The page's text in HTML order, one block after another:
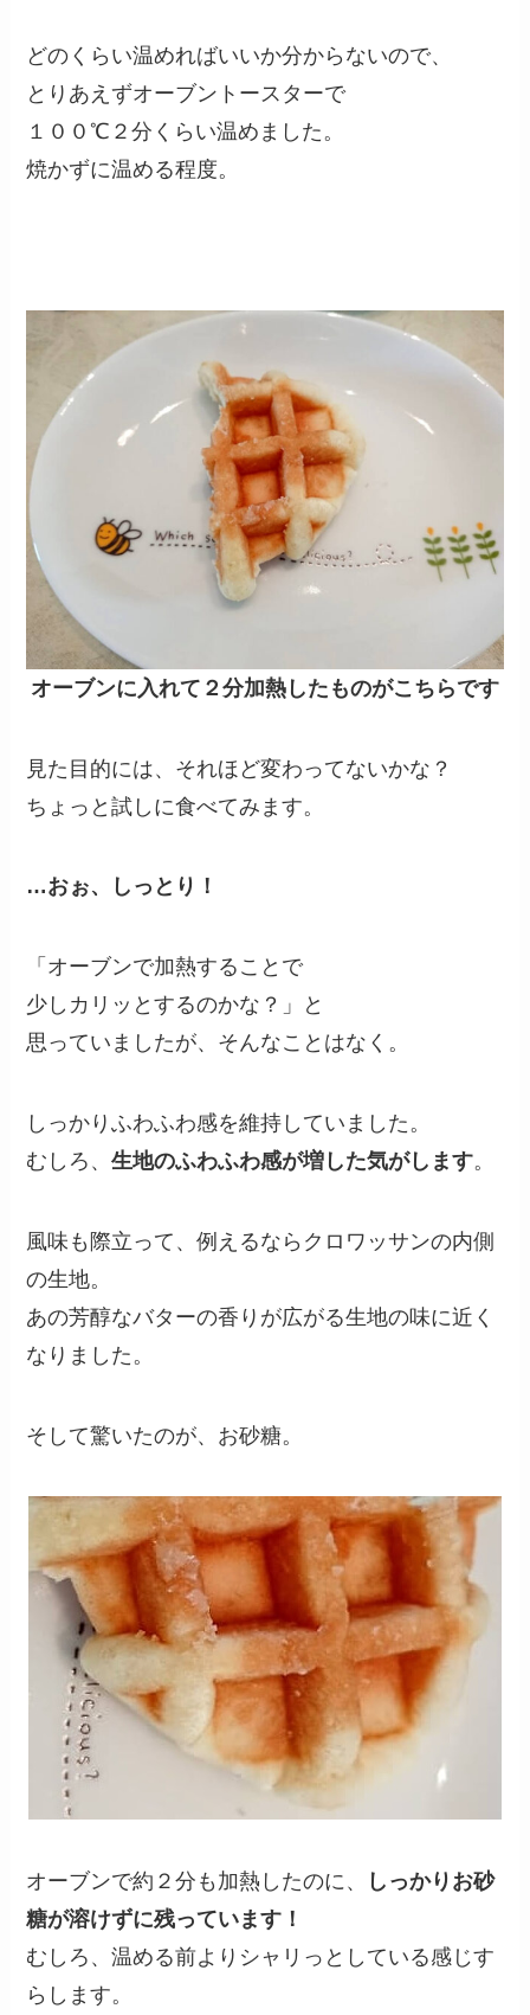
どのくらい温めればいいか分からないので、
とりあえずオーブントースターで
１００℃２分くらい温めました。
焼かずに温める程度。
オーブンに入れて２分加熱したものがこちらです
見た目的には、それほど変わってないかな？
ちょっと試しに食べてみます。
…おぉ、しっとり！
「オーブンで加熱することで
少しカリッとするのかな？」と
思っていましたが、そんなことはなく。
しっかりふわふわ感を維持していました。
むしろ、生地のふわふわ感が増した気がします。
風味も際立って、例えるならクロワッサンの内側
の生地。
あの芳醇なバターの香りが広がる生地の味に近く
なりました。
そして驚いたのが、お砂糖。
オーブンで約２分も加熱したのに、
しっかりお砂
糖が溶けずに残っています！
むしろ、温める前よりシャリっとしている感じす
らします。